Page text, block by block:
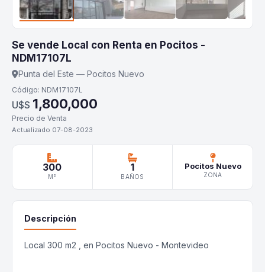
Se vende Local con Renta en Pocitos -
NDM17107L
Punta del Este — Pocitos Nuevo
Código: NDM17107L
U$S 1,800,000
Precio de Venta
Actualizado 07-08-2023
300
M²
1
BAÑOS
Pocitos Nuevo
ZONA
Descripción
Local 300 m2 , en Pocitos Nuevo - Montevideo